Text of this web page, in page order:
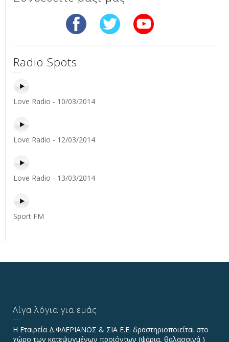
Radio Spots
Love Radio - 10/03/2014
Love Radio - 12/03/2014
Love Radio - 13/03/2014
Sport FM
Λίγα λόγια για εμάς
Η Εταιρεία Δ.ΦΛΕΡΙΑΝΟΣ & ΣΙΑ Ε.Ε. δραστηριοποιείται στο
χώρο των κατεψυγμένων προϊόντων (ψάρια, θαλασσινά )